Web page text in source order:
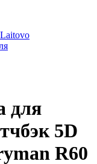
для
5D
R60